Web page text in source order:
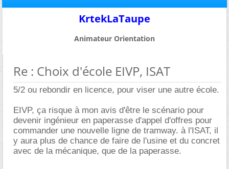
KrtekLaTaupe
Animateur Orientation
Re : Choix d'école EIVP, ISAT
5/2 ou rebondir en licence, pour viser une autre école.
EIVP, ça risque à mon avis d'être le scénario pour
devenir ingénieur en paperasse d'appel d'offres pour
commander une nouvelle ligne de tramway. à l'ISAT, il
y aura plus de chance de faire de l'usine et du concret
avec de la mécanique, que de la paperasse.